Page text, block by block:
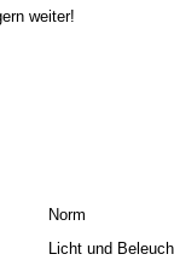
weiter!
Norm
Licht und